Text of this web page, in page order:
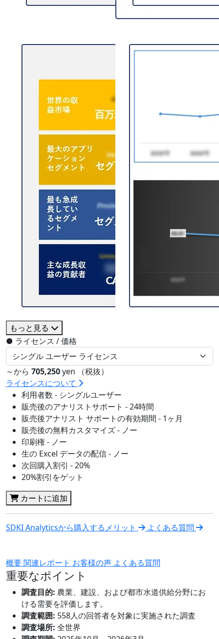
もっと見る
● ライセンス / 価格
～から 705,250yen （税抜）
ライセンスについて
利用者数 - シングルユーザー
販売後のアナリストサポート - 24時間
販売後アナリスト サポートの有効期間 - 1ヶ月
販売後の無料カスタマイズ - ノー
印刷権 - ノー
生の Excel データの配信 - ノー
次回購入割引 - 20%
20%割引をゲット
カートに追加
SDKI Analyticsから購入するメリット よくある質問
概要関連レポート お客様の声 よくある質問
重要なポイント
調査目的: 農業、建設、および都市水道供給分野にお
ける需要を評価します。
調査範囲: 558人の回答者を対象に実施された調査
調査場所: 全世界